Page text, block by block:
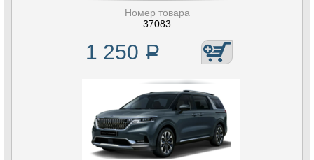
Номер товара
37083
1 250 Р